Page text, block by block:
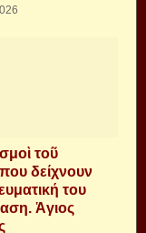
τοῦ
δείχνουν
του
Ἁγιος